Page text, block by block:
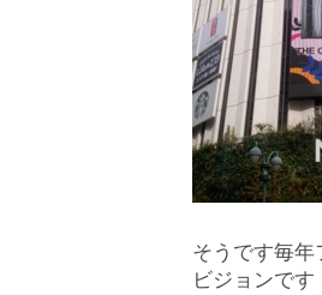
そうです毎
ビジョンです